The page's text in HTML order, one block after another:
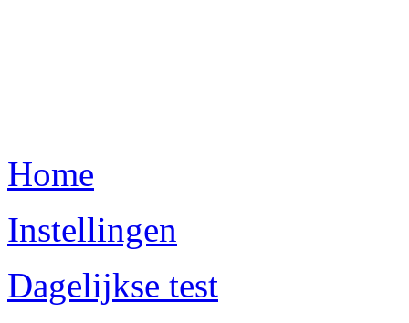
Home
Instellingen
Dagelijkse test